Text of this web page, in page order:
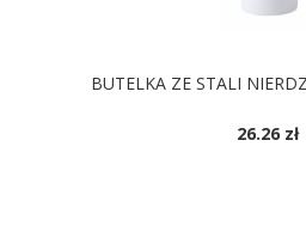
BUTELKA ZE STALI
26.26 zł